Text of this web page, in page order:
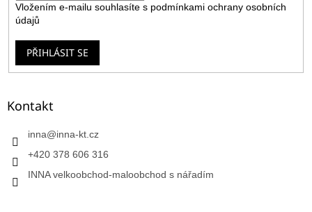
Vložením e-mailu souhlasíte s podmínkami ochrany osobních
údajů
PŘIHLÁSIT SE
Kontakt
inna@inna-kt.cz
+420 378 606 316
INNA velkoobchod-maloobchod s nářadím